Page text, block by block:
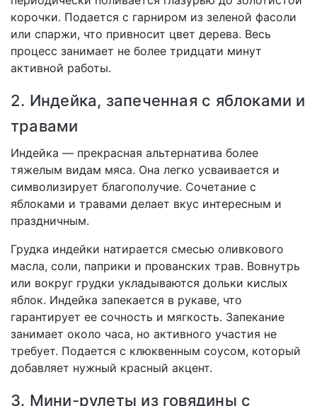
корочки. Подается с гарниром из зеленой фасоли
или спаржи, что привносит цвет дерева. Весь
процесс занимает не более тридцати минут
активной работы.
2. Индейка, запеченная с яблоками и
травами
Индейка — прекрасная альтернатива более
тяжелым видам мяса. Она легко усваивается и
символизирует благополучие. Сочетание с
яблоками и травами делает вкус интересным и
праздничным.
Грудка индейки натирается смесью оливкового
масла, соли, паприки и прованских трав. Вовнутрь
или вокруг грудки укладываются дольки кислых
яблок. Индейка запекается в рукаве, что
гарантирует ее сочность и мягкость. Запекание
занимает около часа, но активного участия не
требует. Подается с клюквенным соусом, который
добавляет нужный красный акцент.
3. Мини-рулеты из говядины с